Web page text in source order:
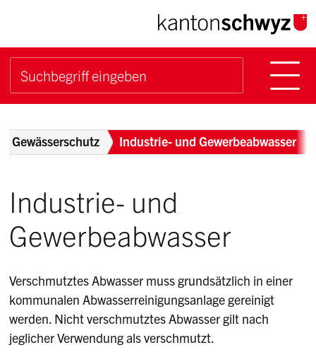
Navigieren im Kanton
Schnellnavigation
Suchbegriff
Breadcrumb
Gewässerschutz Industrie- und Gewerbeabwasser
Industrie- und
Gewerbeabwasser
Verschmutztes Abwasser muss grundsätzlich in einer
kommunalen Abwasserreinigungsanlage gereinigt
werden. Nicht verschmutztes Abwasser gilt nach
jeglicher Verwendung als verschmutzt.